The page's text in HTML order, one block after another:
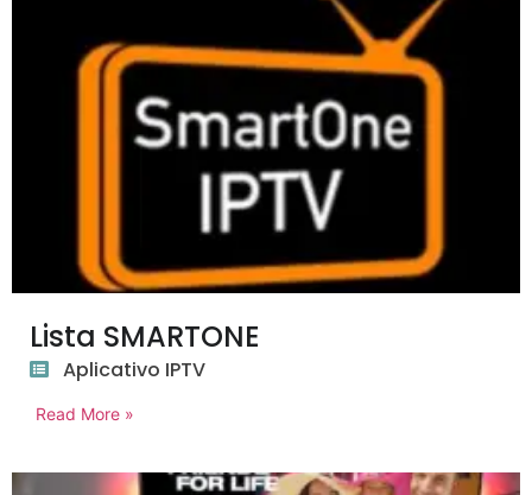
Lista SMARTONE
Aplicativo IPTV
Read More »